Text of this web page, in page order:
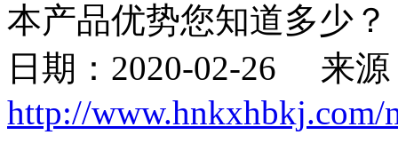
本产品优势您知道多少？
日期： 2020-02-26 来源
http://www.hnkxhbkj.com/